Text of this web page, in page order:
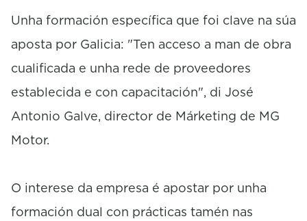
Unha formación específica que foi clave na súa
aposta por Galicia: "Ten acceso a man de obra
cualificada e unha rede de proveedores
establecida e con capacitación", di José
Antonio Galve, director de Márketing de MG
Motor.
O interese da empresa é apostar por unha
formación dual con prácticas tamén nas